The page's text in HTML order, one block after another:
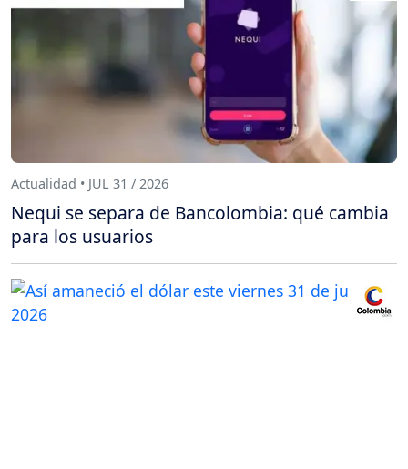
Actualidad • JUL 31 / 2026
Nequi se separa de Bancolombia: qué cambia
para los usuarios